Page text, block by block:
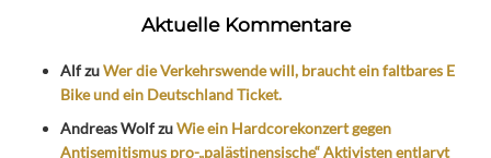
Aktuelle Kommentare
AlfzuWer die Verkehrswende will, braucht ein faltbares E
Bike und ein Deutschland Ticket.
Andreas WolfzuWie ein Hardcorekonzert gegen
Antisemitismus pro-„palästinensische“ Aktivisten entlarvt